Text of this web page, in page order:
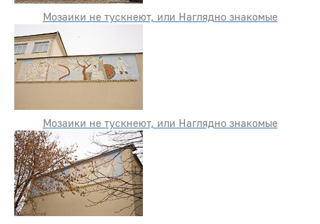
Мозаики не тускнеют, или Наглядно знакомые
Мозаики не тускнеют, или Наглядно знакомые